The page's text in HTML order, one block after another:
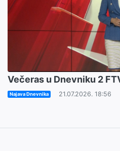
Večeras u Dnevniku 2
Najava Dnevnika 21.07.2026. 18:56